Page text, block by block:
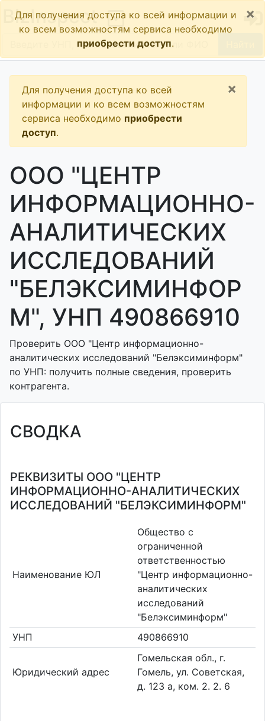
BizInspect
Для получения доступа ко всей информации и
ко всем возможностям сервиса необходимо
приобрести доступ.
×
Для получения доступа ко всей
информации и ко всем возможностям
сервиса необходимо приобрести
доступ.
×
ООО "ЦЕНТР
ИНФОРМАЦИОННО-
АНАЛИТИЧЕСКИХ
ИССЛЕДОВАНИЙ
"БЕЛЭКСИМИНФОР
М", УНП 490866910
Проверить ООО "Центр информационно-
аналитических исследований "Белэксиминформ"
по УНП: получить полные сведения, проверить
контрагента.
СВОДКА
РЕКВИЗИТЫ ООО "ЦЕНТР
ИНФОРМАЦИОННО-АНАЛИТИЧЕСКИХ
ИССЛЕДОВАНИЙ "БЕЛЭКСИМИНФОРМ"
Наименование ЮЛ
Общество с
ограниченной
ответственностью
"Центр информационно-
аналитических
исследований
"Белэксиминформ"
УНП
490866910
Юридический адрес
Гомельская обл., г.
Гомель, ул. Советская,
д. 123 а, ком. 2. 2. 6